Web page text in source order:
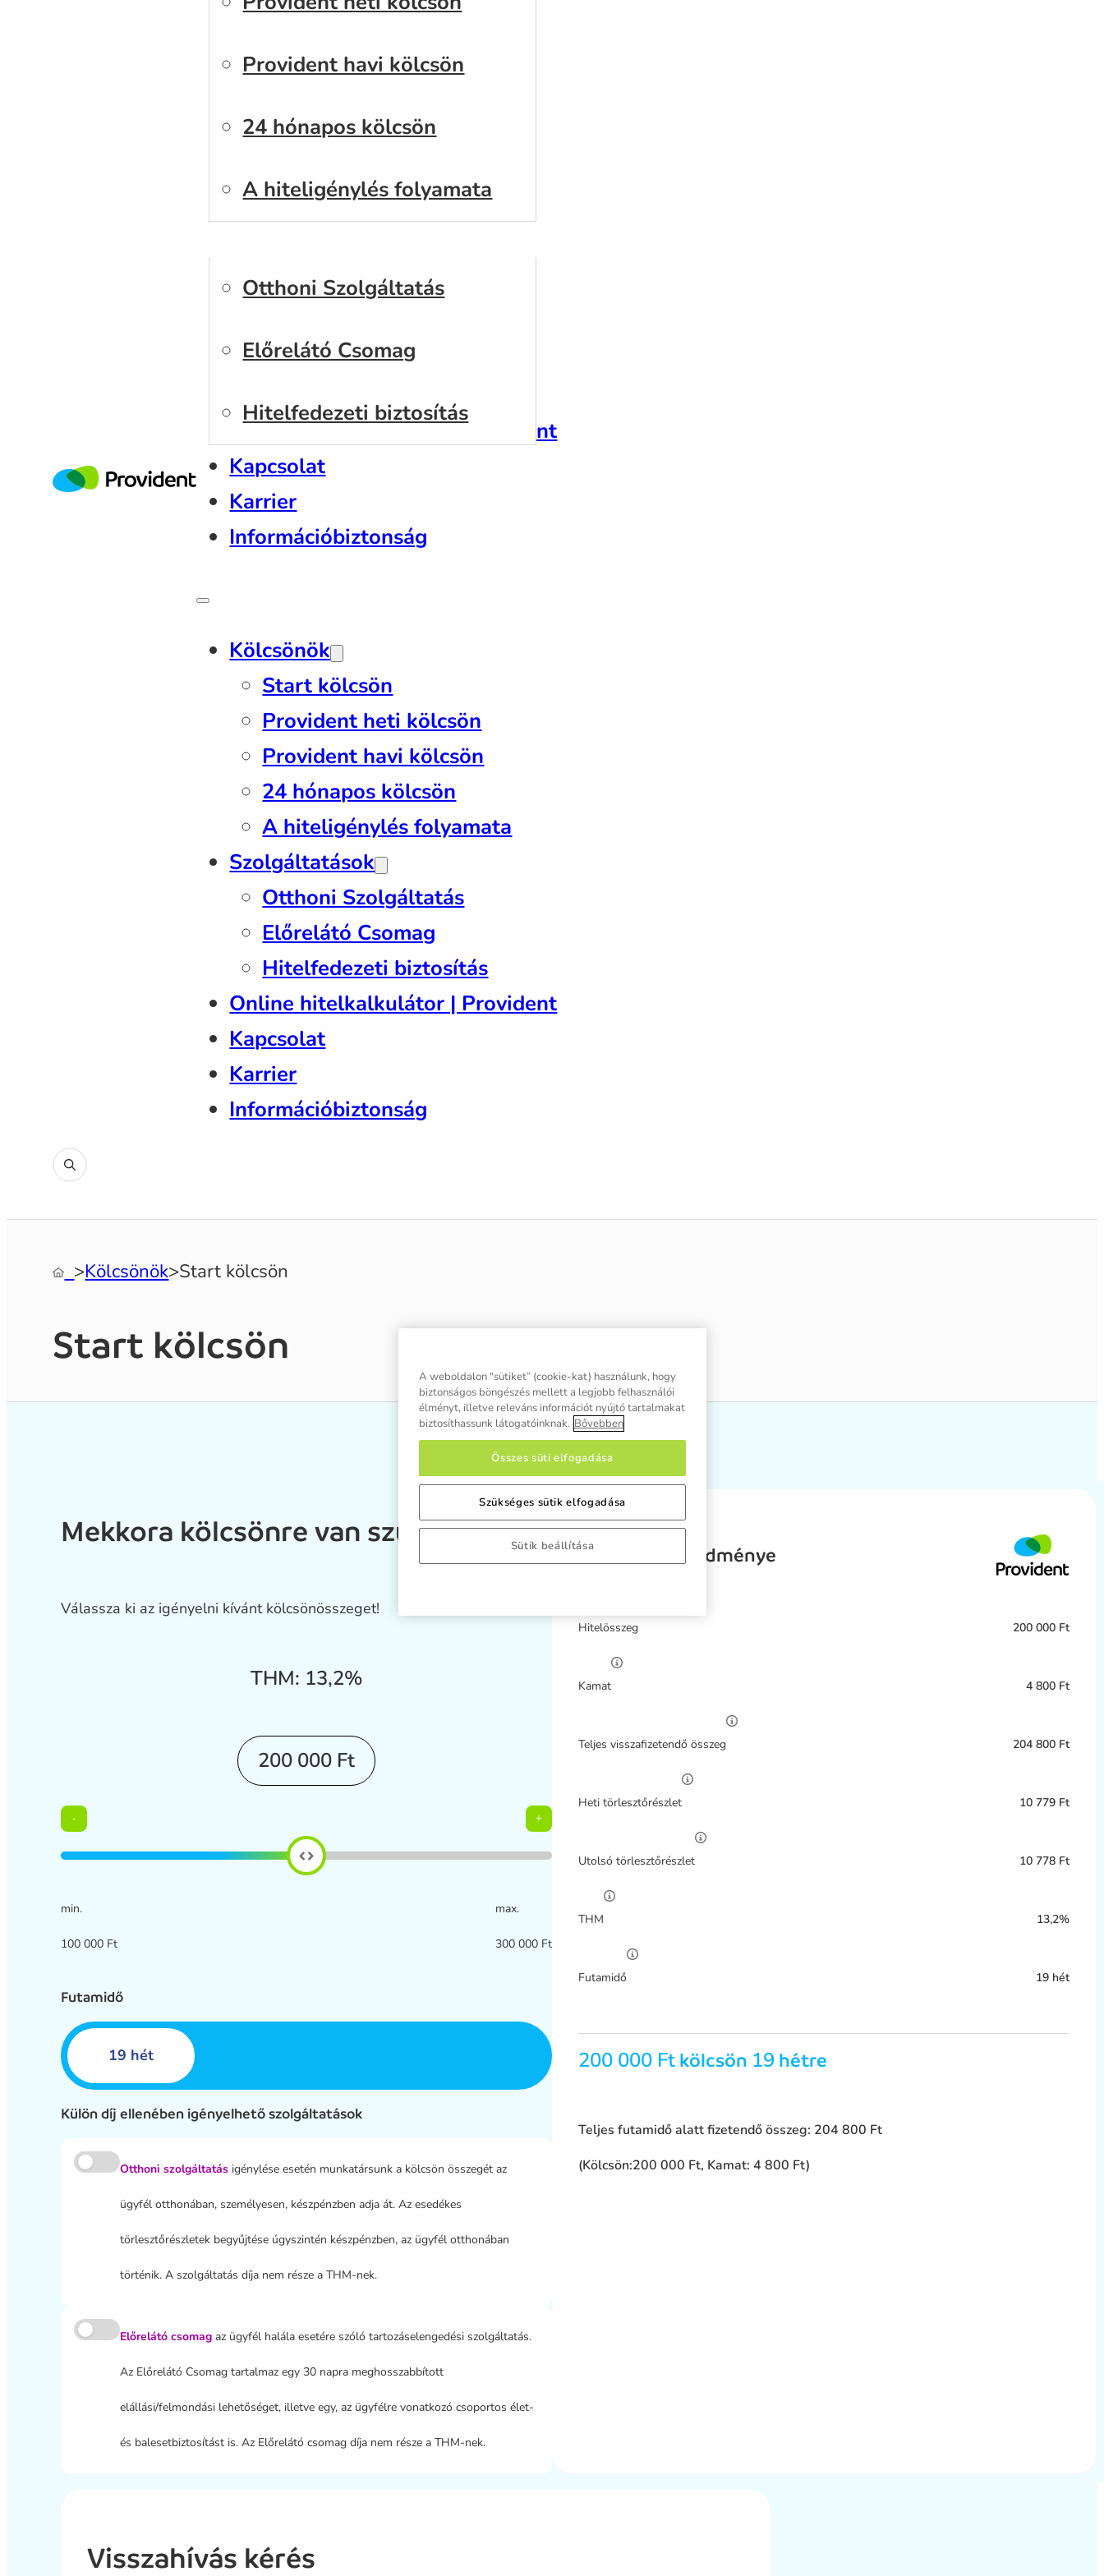
Provident havi kölcsön
24 hónapos kölcsön
A hiteligénylés folyamata
Szolgáltatások
Otthoni Szolgáltatás
Előrelátó Csomag
Hitelfedezeti biztosítás
Online hitelkalkulátor | Provident
Kapcsolat
Karrier
Információbiztonság
Kölcsönök
Start kölcsön
Provident heti kölcsön
Provident havi kölcsön
24 hónapos kölcsön
A hiteligénylés folyamata
Szolgáltatások
Otthoni Szolgáltatás
Előrelátó Csomag
Hitelfedezeti biztosítás
Online hitelkalkulátor | Provident
Kapcsolat
Karrier
Információbiztonság
>Kölcsönök>Start kölcsön
Start kölcsön
Mekkora kölcsönre van szüksége?
Válassza ki az igényelni kívánt kölcsönösszeget!
THM: 13,2%
200 000 Ft
- +
min.
100 000 Ft
max.
300 000 Ft
Futamidő
19 hét
Külön díj ellenében igényelhető szolgáltatások
Otthoni szolgáltatás igénylése esetén munkatársunk a kölcsön összegét az
ügyfél otthonában, személyesen, készpénzben adja át. Az esedékes
törlesztőrészletek begyűjtése úgyszintén készpénzben, az ügyfél otthonában
történik. A szolgáltatás díja nem része a THM-nek.
Előrelátó csomag az ügyfél halála esetére szóló tartozáselengedési szolgáltatás.
Az Előrelátó Csomag tartalmaz egy 30 napra meghosszabbított
elállási/felmondási lehetőséget, illetve egy, az ügyfélre vonatkozó csoportos élet-
és balesetbiztosítást is. Az Előrelátó csomag díja nem része a THM-nek.
A számítás eredménye
Hitelösszeg 200 000 Ft
Kamat 4 800 Ft
Teljes visszafizetendő összeg 204 800 Ft
Heti törlesztőrészlet 10 779 Ft
Utolsó törlesztőrészlet 10 778 Ft
THM 13,2%
Futamidő 19 hét
200 000 Ft kölcsön 19 hétre
Teljes futamidő alatt fizetendő összeg: 204 800 Ft
(Kölcsön:200 000 Ft, Kamat:4 800 Ft)
Visszahívás kérés
A weboldalon "sütiket” (cookie-kat) használunk, hogy
biztonságos böngészés mellett a legjobb felhasználói
élményt, illetve releváns információt nyújtó tartalmakat
biztosíthassunk látogatóinknak. Bővebben
Összes süti elfogadása
Szükséges sütik elfogadása
Sütik beállítása